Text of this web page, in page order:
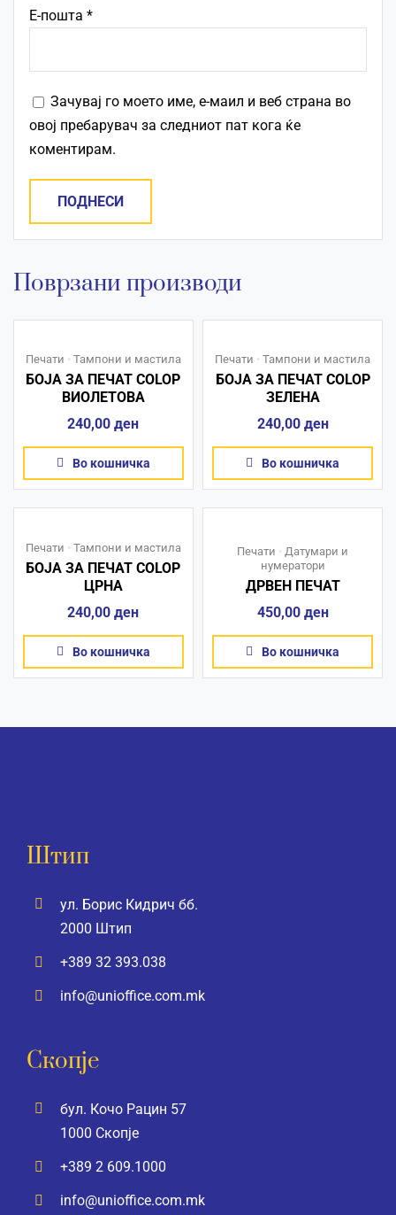
Е-пошта *
Зачувај го моето име, е-маил и веб страна во
овој пребарувач за следниот пат кога ќе
коментирам.
Поврзани производи
Печати • Тампони и мастила
БОЈА ЗА ПЕЧАТ COLOP
ВИОЛЕТОВА
240,00ден
Во кошничка
Печати • Тампони и мастила
БОЈА ЗА ПЕЧАТ COLOP
ЗЕЛЕНА
240,00 ден
Во кошничка
Печати • Тампони и мастила
БОЈА ЗА ПЕЧАТ COLOP
ЦРНА
240,00ден
Во кошничка
Печати • Датумари и
нумератори
ДРВЕН ПЕЧАТ
450,00 ден
Во кошничка
Штип
ул. Борис Кидрич бб.
2000 Штип
+389 32 393.038
info@unioffice.com.mk
Скопје
бул. Кочо Рацин 57
1000 Скопје
+389 2 609.1000
info@unioffice.com.mk